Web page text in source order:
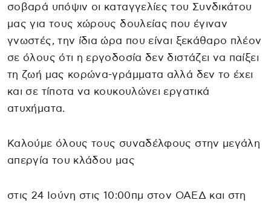
σοβαρά υπόψιν οι καταγγελίες του Συνδικάτου
μας για τους χώρους δουλείας που έγιναν
γνωστές, την ίδια ώρα που είναι ξεκάθαρο πλέον
σε όλους ότι η εργοδοσία δεν διστάζει να παίξει
τη ζωή μας κορώνα-γράμματα αλλά δεν το έχει
και σε τίποτα να κουκουλώνει εργατικά
ατυχήματα.
Καλούμε όλους τους συναδέλφους στην μεγάλη
απεργία του κλάδου μας
στις 24 Ιούνη στις 10:00πμ στον ΟΑΕΔ και στη